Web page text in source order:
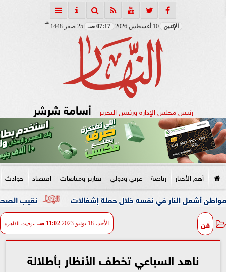
الإثنين 10 أغسطس 2026 07:17 صـ 25 صفر 1448
هـ
رئيس مجلس الإدارة ورئيس التحرير أسامة شرشر
أهم الأخبار رياضة عربي ودولي تقارير ومتابعات اقتصاد حوادث
نقيب الصحفيين والنائبة في نفسه خلال حملة إشغالات
فن الأحد، 18 يونيو 2023 11:02 صـ بتوقيت القاهرة
ناهد السباعي تخطف الأنظار بأطلالة